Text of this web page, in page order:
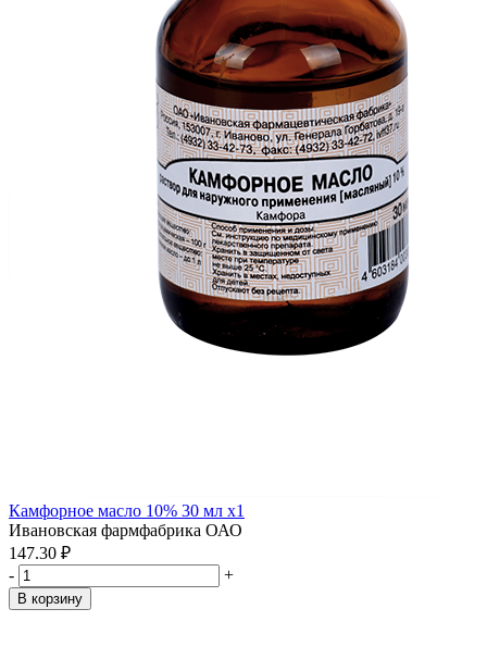
Камфорное масло 10% 30 мл x1
Ивановская фармфабрика ОАО
147.30 ₽
-
+
В корзину